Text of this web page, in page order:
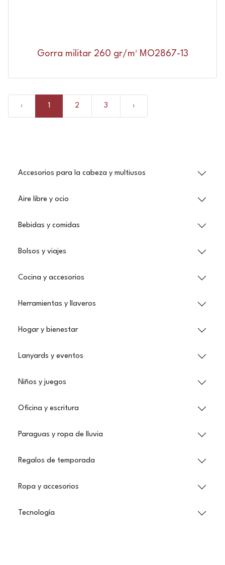
Gorra militar 260 gr/m² MO2867-13
‹ 1 2 3 ›
Accesorios para la cabeza y multiusos
Aire libre y ocio
Bebidas y comidas
Bolsos y viajes
Cocina y accesorios
Herramientas y llaveros
Hogar y bienestar
Lanyards y eventos
Niños y juegos
Oficina y escritura
Paraguas y ropa de lluvia
Regalos de temporada
Ropa y accesorios
Tecnología